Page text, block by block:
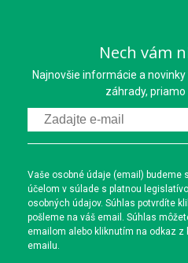
Nech vám
Najnovšie informácie a
záhrady, priamo
Vaše osobné údaje (email) budeme
účelom v súlade s platnou
osobných údajov. Súhlas potvrdíte
pošleme na váš email. Súhlas
emailom alebo kliknutím na odkaz
emailu.